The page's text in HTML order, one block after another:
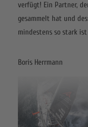
verfügt! Ein Partner,
gesammelt hat und
mindestens so stark
Boris Herrmann